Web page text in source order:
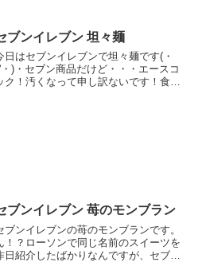
ブンイレブン 坦々麺
日はセブンイレブンで坦々麺です(・
)・セブン商品だけど・・・エースコ
ク！汚くなって申し訳ないです！食べ
ブンイレブン 苺のモンブラン
ブンイレブンの苺のモンブランです。
！？ローソンで同じ名前のスイーツを
日紹介したばかりなんですが、セブン